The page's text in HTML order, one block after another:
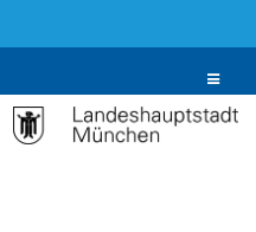
Toggle